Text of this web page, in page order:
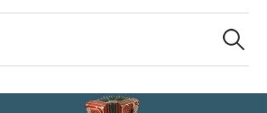
Suchen
nach: